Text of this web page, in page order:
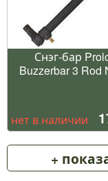
Снэг-бар
Buzzerbar 3 Rod
нет в наличии
+